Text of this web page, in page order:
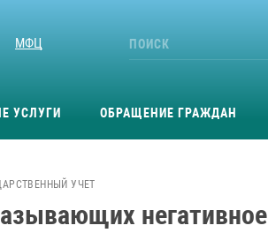
МФЦ
УСЛУГИ ОБРАЩЕНИЕ ГРАЖДАН
УЧЕТ
негативное